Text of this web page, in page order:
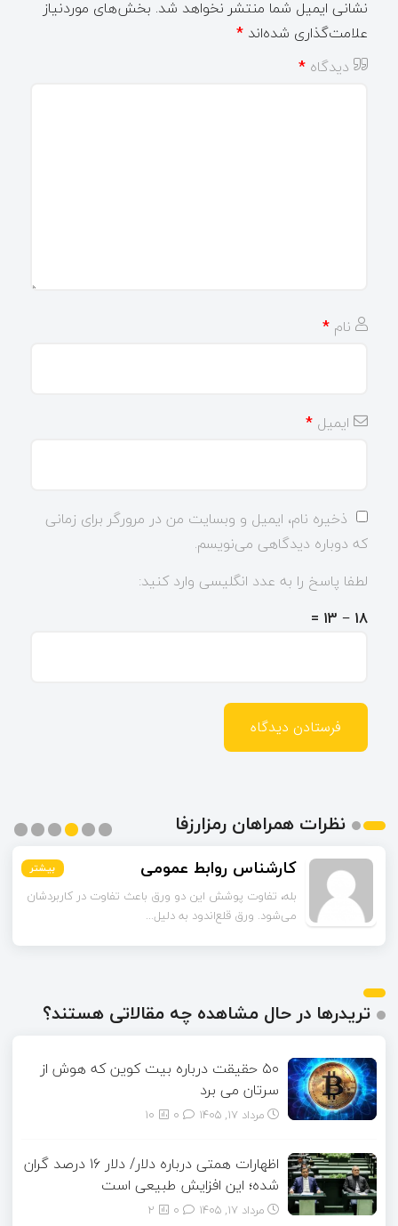
نشانی ایمیل شما منتشر نخواهد شد. بخش‌های موردنیاز
علامت‌گذاری شده‌اند *
دیدگاه *
نام *
ایمیل *
ذخیره نام، ایمیل و وبسایت من در مرورگر برای زمانی
که دوباره دیدگاهی می‌نویسم.
لطفا پاسخ را به عدد انگلیسی وارد کنید:
18 − 13 =
نظرات همراهان رمزارزفا
بیشتر
بیشتر کارشناس روابط عمومی بیشتر
بله، تفاوت پوشش این دو ورق باعث تفاوت در کاربردشان
می‌شود. ورق قلع‌اندود به دلیل...
بیشتر
بیشتر
بیشتر
تریدرها در حال مشاهده چه مقالاتی هستند؟
۵۰ حقیقت درباره بیت کوین که هوش از
سرتان می برد
مرداد ۱۷, ۱۴۰۵ 10
اظهارات همتی درباره دلار/ دلار ۱۶ درصد گران
شده؛ این افزایش طبیعی است
مرداد ۱۷, ۱۴۰۵ 2